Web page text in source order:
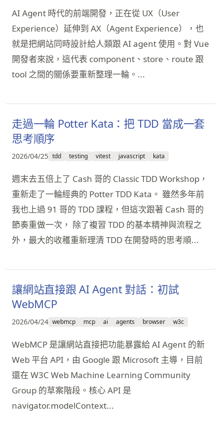
AI Agent 時代的前端開發，正在從 UX（User
Experience）延伸到 AX（Agent Experience），也
就是把網站同時設計給人類跟 AI agent 使用。對 Vue
開發者來說，這代表 component、store、route 跟
tool 之間的關係要重新整理一輪。...
走過一輪 Potter Kata：把 TDD 當成一套
思考順序
2026/04/25 tdd testing vitest javascript kata
週末去五倍上了 Cash 哥的 Classic TDD Workshop，
重新走了一輪經典的 Potter TDD Kata。 雖然多年前
我也上過 91 哥的 TDD 課程，但這次跟著 Cash 哥的
節奏重做一次， 除了複習 TDD 的基本精神與流程之
外，最大的收穫重新理清 TDD 在開發時的思考順...
讓網站直接跟 AI Agent 對話：初試
WebMCP
2026/04/24 webmcp mcp ai agents browser w3c
WebMCP 是讓網站直接把功能暴露給 AI Agent 的新
Web 平台 API，由 Google 跟 Microsoft 主導，目前
還在 W3C Web Machine Learning Community
Group 的草案階段。核心 API 是
navigator.modelContext...